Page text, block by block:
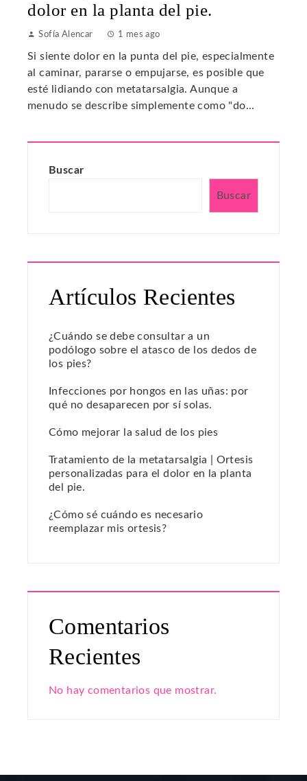
dolor en la planta del pie.
Sofía Alencar 1 mes ago
Si siente dolor en la punta del pie, especialmente
al caminar, pararse o empujarse, es posible que
esté lidiando con metatarsalgia. Aunque a
menudo se describe simplemente como "do...
Buscar
Buscar
Artículos Recientes
¿Cuándo se debe consultar a un
podólogo sobre el atasco de los dedos de
los pies?
Infecciones por hongos en las uñas: por
qué no desaparecen por sí solas.
Cómo mejorar la salud de los pies
Tratamiento de la metatarsalgia | Ortesis
personalizadas para el dolor en la planta
del pie.
¿Cómo sé cuándo es necesario
reemplazar mis ortesis?
Comentarios
Recientes
No hay comentarios que mostrar.